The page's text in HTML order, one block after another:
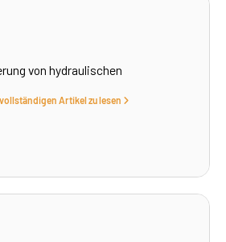
von hydraulischen
Artikel zu lesen